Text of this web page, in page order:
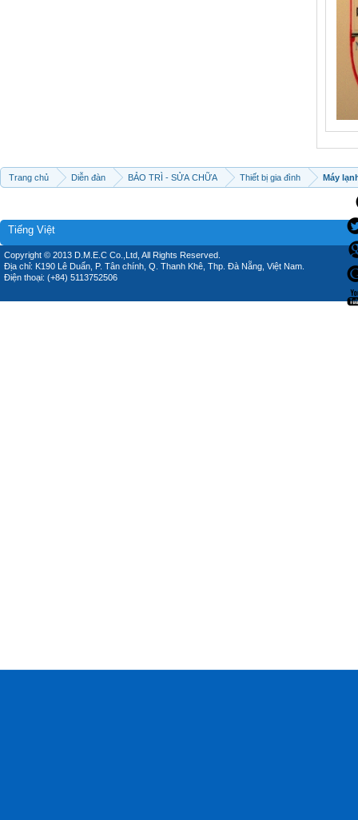
Trang chủ Diễn đàn BẢO TRÌ - SỬA CHỮA Thiết bị gia đình Máy
Tiếng Việt
Copyright © 2013 D.M.E.C Co.,Ltd, All Rights Reserved.
Địa chỉ: K190 Lê Duẩn, P. Tân chính, Q. Thanh Khê, Thp. Đà Nẵng, Việt Nam.
Điện thoại: (+84) 5113752506